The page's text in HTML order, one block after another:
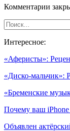
Комментарии
Интересное:
«Аферисты»:
«Диско-мальчик»:
«Бременские
Почему ваш iPhone
Объявлен